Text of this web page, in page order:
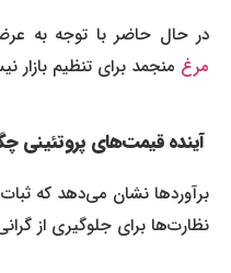
در حال حاضر با توجه به
مرغ منجمد برای تنظیم بازار
آینده قیمت‌های پروتئینی
برآوردها نشان می‌دهد که
نظارت‌ها برای جلوگیری از